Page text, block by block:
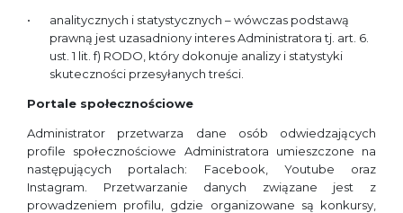
analitycznych i statystycznych – wówczas podstawą
prawną jest uzasadniony interes Administratora tj. art. 6.
ust. 1 lit. f) RODO, który dokonuje analizy i statystyki
skuteczności przesyłanych treści.
Portale społecznościowe
Administrator przetwarza dane osób odwiedzających
profile społecznościowe Administratora umieszczone na
następujących portalach: Facebook, Youtube oraz
Instagram. Przetwarzanie danych związane jest z
prowadzeniem profilu, gdzie organizowane są konkursy,